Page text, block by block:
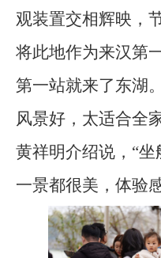
观装置交相辉映，
将此地作为来汉第
第一站就来了东湖
风景好，太适合全
黄祥明介绍说，“
一景都很美，体验